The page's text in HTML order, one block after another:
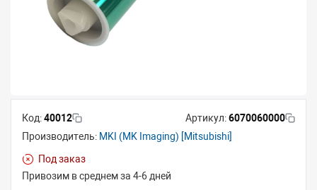
Код:40012 Артикул:6070060000
Производитель: MKI (MK Imaging) [Mitsubishi]
Под заказ
Привозим в среднем за 4-6 дней